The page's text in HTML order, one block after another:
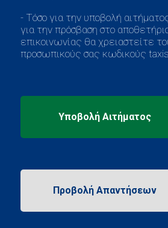
- Τόσο για την υποβολή
για την πρόσβαση στο
επικοινωνίας θα χρειαστείτε
προσωπικούς σας κωδικούς